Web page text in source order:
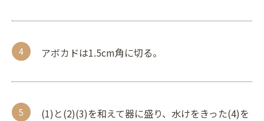
アボカドは1.5cm角に切る。
(1)と(2)(3)を和えて器に盛り、水けをきった(4)を